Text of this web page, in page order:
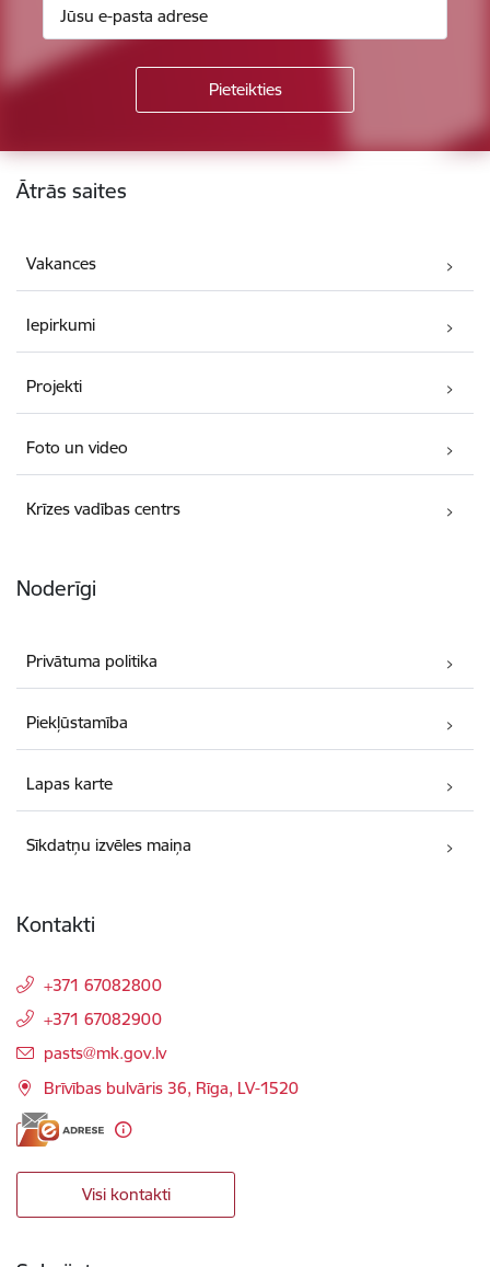
Kājene
Ātrās saites
Vakances
Iepirkumi
Projekti
Foto un video
Krīzes vadības centrs
Noderīgi
Privātuma politika
Piekļūstamība
Lapas karte
Sīkdatņu izvēles maiņa
Kontakti
+371 67082800
+371 67082900
E-pasts:
pasts@mk.gov.lv
Brīvības bulvāris 36, Rīga, LV-1520
Visi kontakti